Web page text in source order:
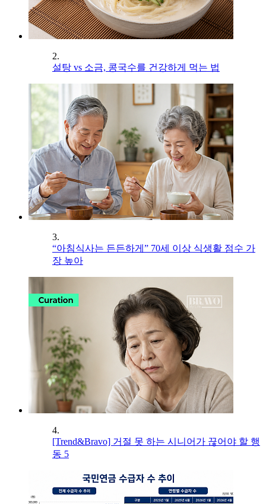
2.
설탕 vs 소금, 콩국수를 건강하게 먹는 법
3.
“아침식사는 든든하게” 70세 이상 식생활 점수 가
장 높아
4.
[Trend&Bravo] 거절 못 하는 시니어가 끊어야 할 행
동 5